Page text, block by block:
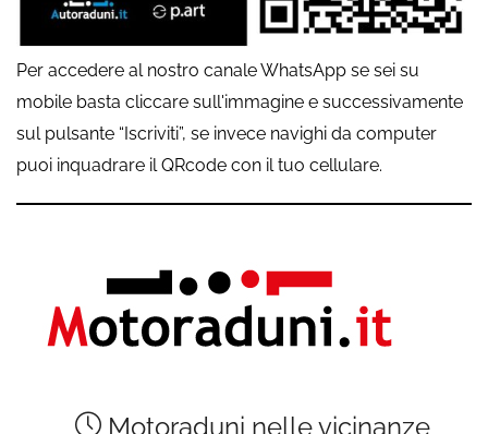
Per accedere al nostro canale WhatsApp se sei su
mobile basta cliccare sull'immagine e successivamente
sul pulsante “Iscriviti”, se invece navighi da computer
puoi inquadrare il QRcode con il tuo cellulare.
Motoraduni nelle vicinanze